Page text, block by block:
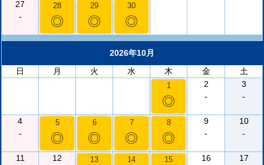
27
-
28
◎
29
◎
30
◎
2026年10月
日
月 火 水 木 金 土
1
◎
2
-
3
-
4
-
5
◎
6
◎
7
◎
8
◎
9
-
10
-
11
12
13 14 15
16
17